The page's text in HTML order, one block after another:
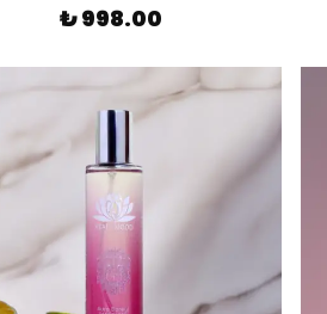
₺ 998.00